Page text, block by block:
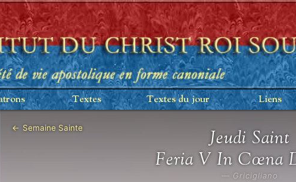
Textes Textes du jour Liens
← Semaine Sainte
Jeudi Saint
Feria V In Cœna
— Gricigliano